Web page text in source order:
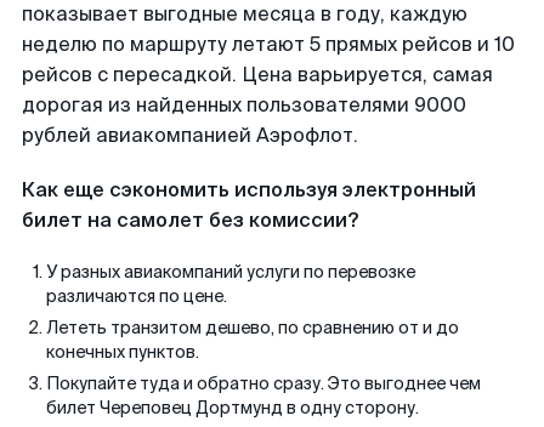
показывает выгодные месяца в году, каждую
неделю по маршруту летают 5 прямых рейсов и 10
рейсов с пересадкой. Цена варьируется, самая
дорогая из найденных пользователями 9000
рублей авиакомпанией Аэрофлот.
Как еще сэкономить используя электронный
билет на самолет без комиссии?
У разных авиакомпаний услуги по перевозке
различаются по цене.
Лететь транзитом дешево, по сравнению от и до
конечных пунктов.
Покупайте туда и обратно сразу. Это выгоднее чем
билет Череповец Дортмунд в одну сторону.